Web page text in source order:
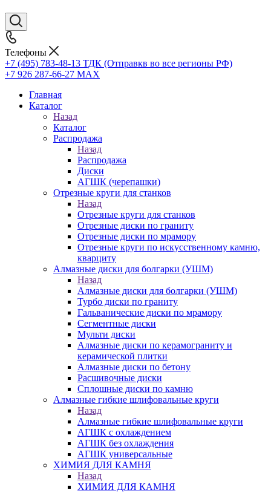
Телефоны
+7 (495) 783-48-13 ТДК (Отправкв во все регионы РФ)
+7 926 287-66-27 МАХ
Главная
Каталог
Назад
Каталог
Распродажа
Назад
Распродажа
Диски
АГШК (черепашки)
Отрезные круги для станков
Назад
Отрезные круги для станков
Отрезные диски по граниту
Отрезные диски по мрамору
Отрезные круги по искусственному камню,
кварциту
Алмазные диски для болгарки (УШМ)
Назад
Алмазные диски для болгарки (УШМ)
Турбо диски по граниту
Гальванические диски по мрамору
Сегментные диски
Мульти диски
Алмазные диски по керамограниту и
керамической плитки
Алмазные диски по бетону
Расшивочные диски
Сплошные диски по камню
Алмазные гибкие шлифовальные круги
Назад
Алмазные гибкие шлифовальные круги
АГШК с охлаждением
АГШК без охлаждения
АГШК универсальные
ХИМИЯ ДЛЯ КАМНЯ
Назад
ХИМИЯ ДЛЯ КАМНЯ